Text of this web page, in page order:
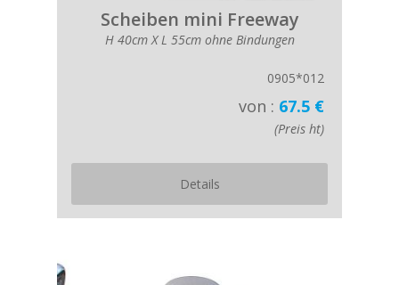
Scheiben mini Freeway
H 40cm X L 55cm ohne Bindungen
0905*012
von : 67.5 €
(Preis ht)
Details